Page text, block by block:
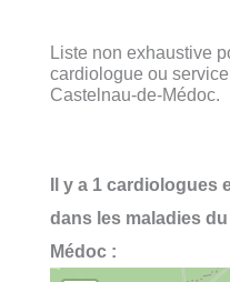
Liste non exhaustive
cardiologue ou
Castelnau-de-Médoc.
Il y a 1 cardiologues
dans les maladies
Médoc :